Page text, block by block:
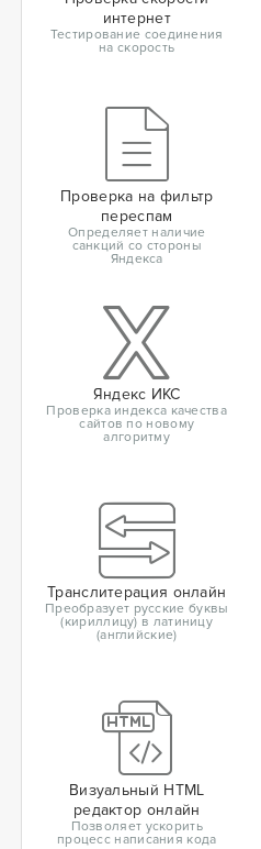
интернет
Тестирование соединения
на скорость
Проверка на фильтр
переспам
Определяет наличие
санкций со стороны
Яндекса
Яндекс ИКС
Проверка индекса качества
сайтов по новому
алгоритму
Транслитерация онлайн
Преобразует русские буквы
(кириллицу) в латиницу
(английские)
Визуальный HTML
редактор онлайн
Позволяет ускорить
процесс написания кода